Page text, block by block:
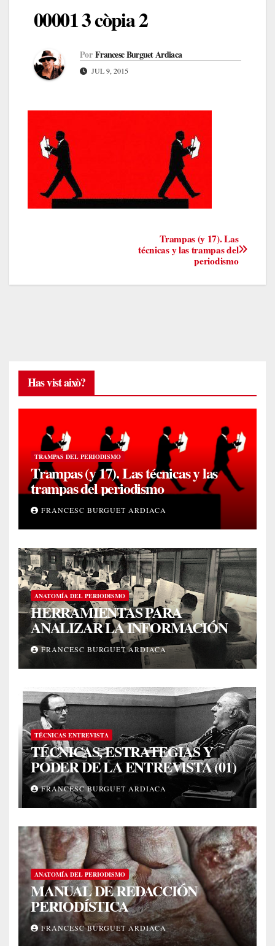
00001 3 còpia 2
Por Francesc Burguet Ardiaca
JUL 9, 2015
Trampas (y 17). Las
técnicas y las trampas del
periodismo
Has vist això?
TRAMPAS DEL PERIODISMO
Trampas (y 17). Las técnicas y las
trampas del periodismo
FRANCESC BURGUET ARDIACA
ANATOMÍA DEL PERIODISMO
HERRAMIENTAS PARA
ANALIZAR LA INFORMACIÓN
FRANCESC BURGUET ARDIACA
TÉCNICAS ENTREVISTA
TÉCNICAS, ESTRATEGIAS Y
PODER DE LA ENTREVISTA (01)
FRANCESC BURGUET ARDIACA
ANATOMÍA DEL PERIODISMO
MANUAL DE REDACCIÓN
PERIODÍSTICA
FRANCESC BURGUET ARDIACA